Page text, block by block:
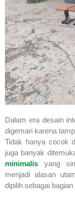
Dalam era desain
digemari karena
Tidak hanya cocok
juga banyak
minimalis yang
menjadi alasan
dipilih sebagai